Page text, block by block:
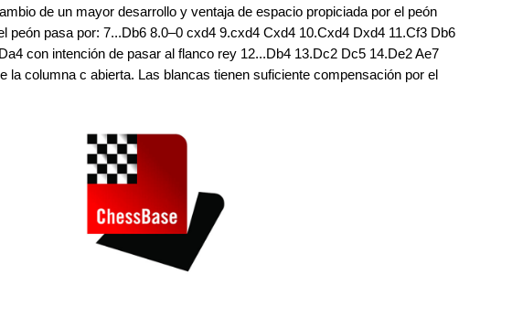
de un mayor desarrollo y ventaja de espacio propiciada por el peón
peón pasa por: 7...Db6 8.0–0 cxd4 9.cxd4 Cxd4 10.Cxd4 Dxd4 11.Cf3 Db6
con intención de pasar al flanco rey 12...Db4 13.Dc2 Dc5 14.De2 Ae7
la columna c abierta. Las blancas tienen suficiente compensación por el